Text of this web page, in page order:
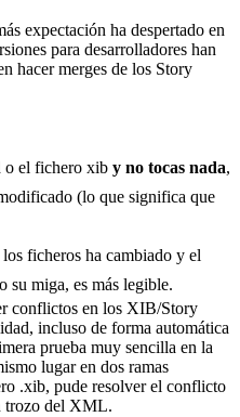
expectación ha despertado en
para desarrolladores han
hacer merges de los Story
o el fichero xib y no tocas nada,
(lo que significa que
ficheros ha cambiado y el
su miga, es más legible.
conflictos en los XIB/Story
incluso de forma automática
prueba muy sencilla en la
lugar en dos ramas
.xib, pude resolver el conflicto
trozo del XML.